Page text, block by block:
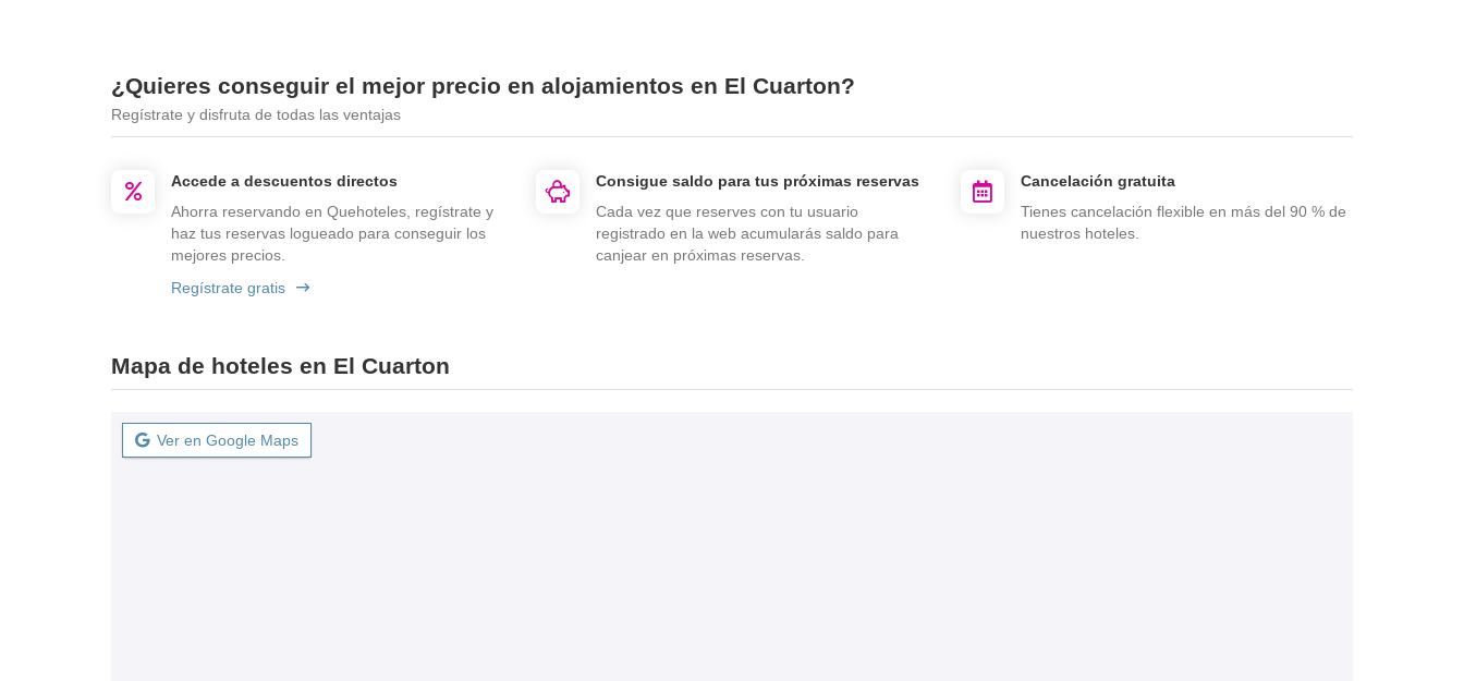
¿Quieres conseguir el mejor precio en alojamientos en El Cuarton?
Regístrate y disfruta de todas las ventajas
Accede a descuentos directos
Ahorra reservando en Quehoteles, regístrate y
haz tus reservas logueado para conseguir los
mejores precios.
Regístrate gratis
Consigue saldo para tus próximas reservas
Cada vez que reserves con tu usuario
registrado en la web acumularás saldo para
canjear en próximas reservas.
Cancelación gratuita
Tienes cancelación flexible en más del 90 % de
nuestros hoteles.
Mapa de hoteles en El Cuarton
Ver en Google Maps